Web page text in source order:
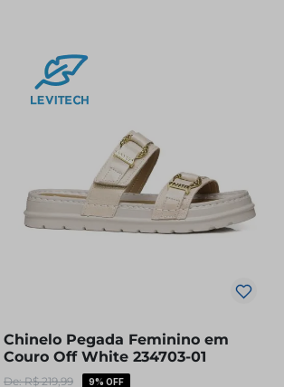
Chinelo Pegada Feminino em
Couro Off White 234703-01
R$ 219,99 9% OFF